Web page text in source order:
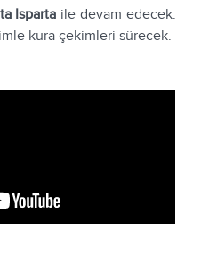
Isparta ile devam edecek.
kura çekimleri sürecek.